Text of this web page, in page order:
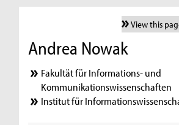
View this
Andrea Nowak
Fakultät für Informations- und
Kommunikationswissenschaften
Institut für